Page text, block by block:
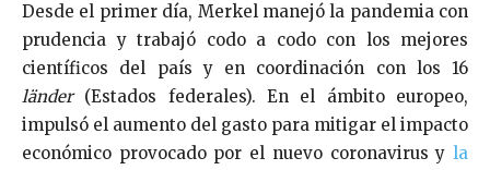
Desde el primer día, Merkel manejó la pandemia con
prudencia y trabajó codo a codo con los mejores
científicos del país y en coordinación con los 16
länder(Estados federales). En el ámbito europeo,
impulsó el aumento del gasto para mitigar el impacto
económico provocado por el nuevo coronavirus y la